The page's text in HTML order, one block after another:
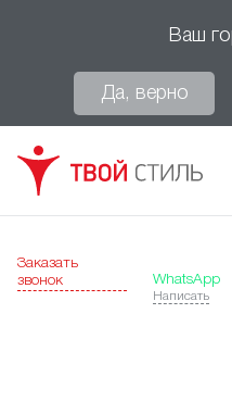
Ваш
Да, верно
Заказать
звонок
WhatsApp
Написать